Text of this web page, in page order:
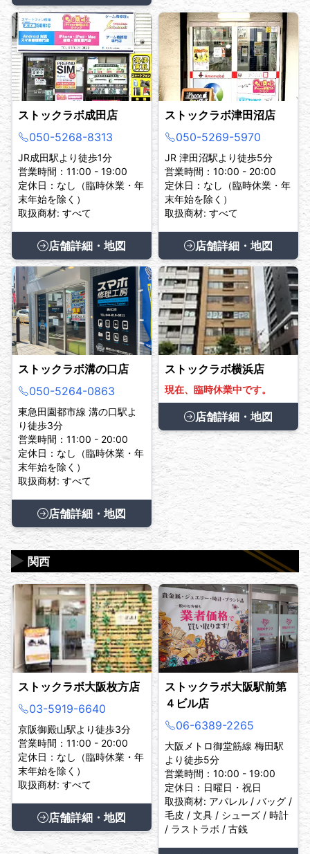
ストックラボ成田店
050-5268-8313
JR成田駅より徒歩1分
営業時間：11:00 - 19:00
定休日：なし（臨時休業・年
末年始を除く）
取扱商材: すべて
店舗詳細・地図
ストックラボ津田沼店
050-5269-5970
JR 津田沼駅より徒歩5分
営業時間：10:00 - 20:00
定休日：なし（臨時休業・年
末年始を除く）
取扱商材: すべて
店舗詳細・地図
ストックラボ溝の口店
050-5264-0863
東急田園都市線 溝の口駅よ
り徒歩3分
営業時間：11:00 - 20:00
定休日：なし（臨時休業・年
末年始を除く）
取扱商材: すべて
店舗詳細・地図
ストックラボ横浜店
現在、臨時休業中です。
店舗詳細・地図
関西
▶
ストックラボ大阪枚方店
03-5919-6640
京阪御殿山駅より徒歩3分
営業時間：11:00 - 20:00
定休日：なし（臨時休業・年
末年始を除く）
取扱商材: すべて
店舗詳細・地図
ストックラボ大阪駅前第
４ビル店
06-6389-2265
大阪メトロ御堂筋線 梅田駅
より徒歩5分
営業時間：10:00 - 19:00
定休日：日曜日・祝日
取扱商材: アパレル / バッグ /
毛皮 / 文具 / シューズ / 時計
/ ラストラボ / 古銭